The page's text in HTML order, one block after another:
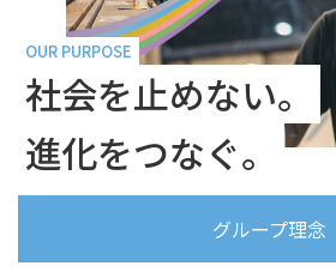
OUR PURPOSE
社会を止めない。
進化をつなぐ。
グループ理念